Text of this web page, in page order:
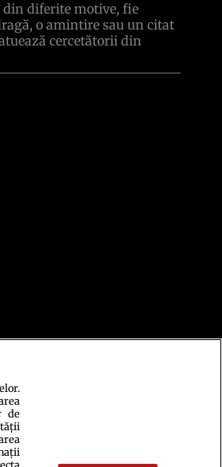
din diferite motive, fie
o amintire sau un citat
cercetătorii din
de